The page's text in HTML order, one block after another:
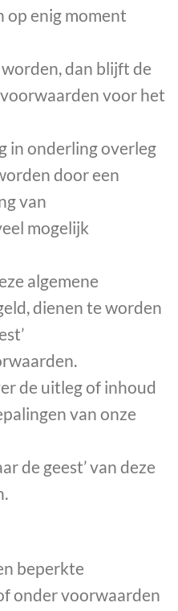
op enig moment
dan blijft de
voor het
in onderling overleg
door een
van
mogelijk
algemene
dienen te worden
de uitleg of inhoud
van onze
de geest’ van deze
beperkte
onder voorwaarden